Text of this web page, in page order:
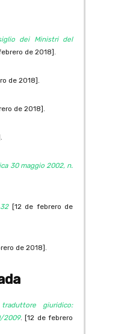
dei Ministri del
de 2018].
de 2018].
de 2018].
30 maggio 2002, n.
[12 de febrero de
de 2018].
giuridico:
2009. [12 de febrero